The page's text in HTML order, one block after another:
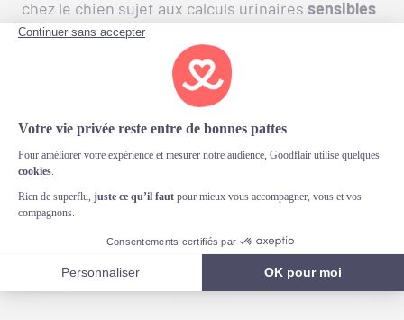
chez le chien sujet aux calculs urinaires sensibles
aux oxalates, et après une chirurgie digestive
Les chiots, les chiennes gestantes ou allaitantes
et le chien très maigre ou convalescent doivent
digestible et complète. En cas de doute,
demandez conseil à votre vétérinaire : chez
Goodflair, notre mutuelle pour chien vous
accompagne pour faire les bons choix
alimentaires.